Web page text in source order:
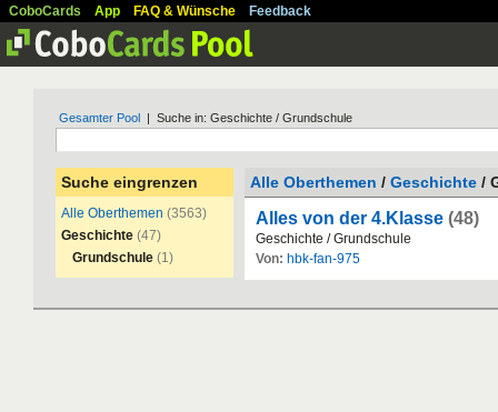
CoboCards App FAQ & Wünsche Feedback
Gesamter Pool | Suche in: Geschichte / Grundschule
Suche eingrenzen
Alle Oberthemen (3563)
Geschichte (47)
Grundschule (1)
Alle Oberthemen / Geschichte /
Alles von der 4.Klasse (48)
Geschichte /Grundschule
Von: hbk-fan-975